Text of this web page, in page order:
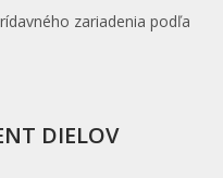
zariadenia podľa
DIELOV